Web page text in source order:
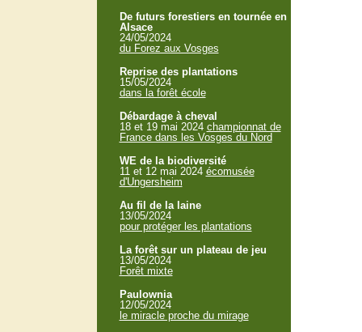
De futurs forestiers en tournée en
Alsace
24/05/2024
du Forez aux Vosges
Reprise des plantations
15/05/2024
dans la forêt école
Débardage à cheval
18 et 19 mai 2024 championnat de
France dans les Vosges du Nord
WE de la biodiversité
11 et 12 mai 2024 écomusée
d'Ungersheim
Au fil de la laine
13/05/2024
pour protéger les plantations
La forêt sur un plateau de jeu
13/05/2024
Forêt mixte
Paulownia
12/05/2024
le miracle proche du mirage